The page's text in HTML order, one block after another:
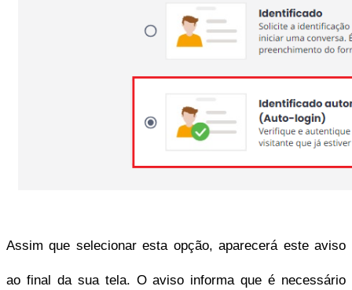
Assim que selecionar esta opção, aparecerá este aviso
ao final da sua tela. O aviso informa que é necessário